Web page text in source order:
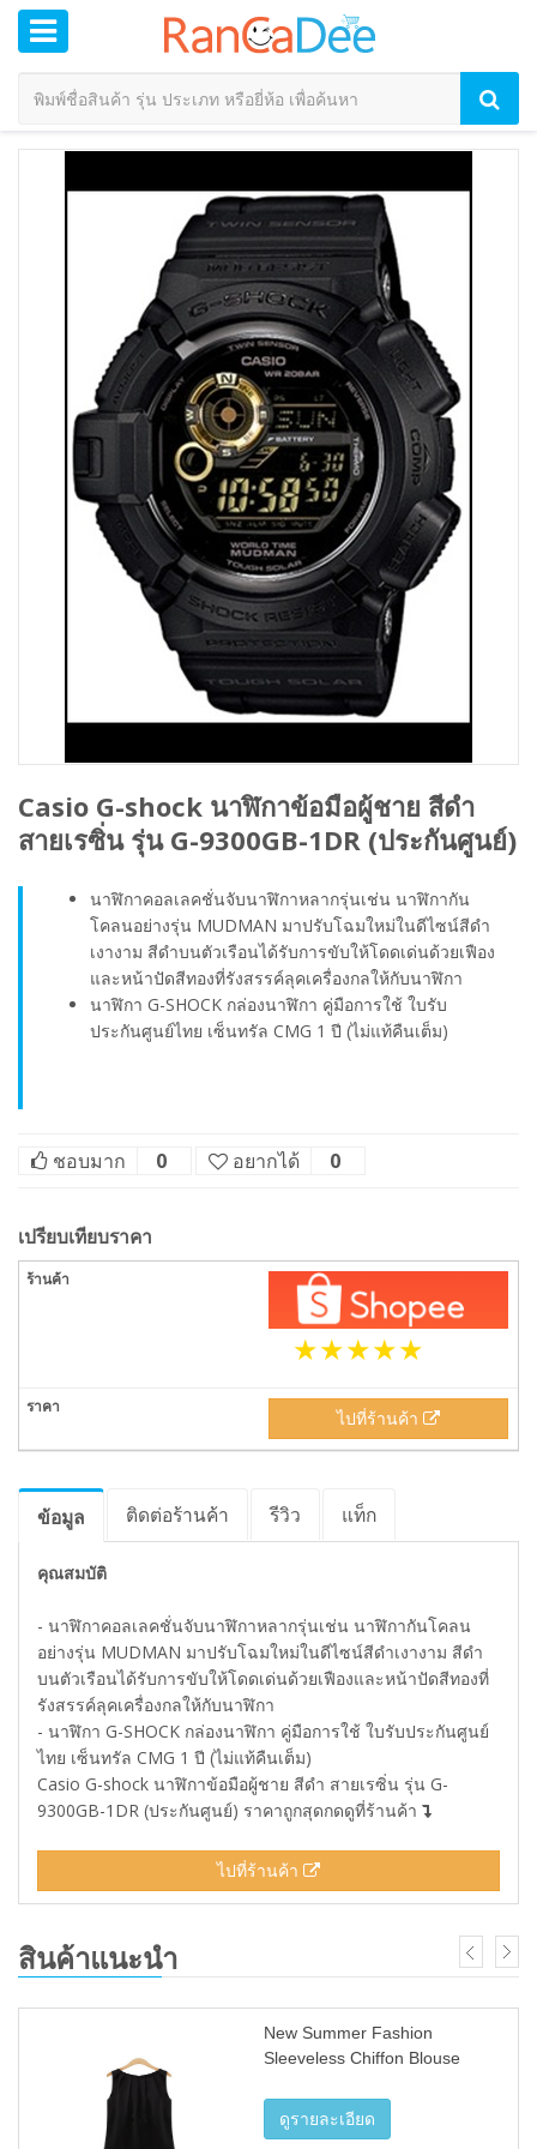
Casio G-shock นาฬิกาข้อมือผู้ชาย สีดำ
สายเรซิ่น รุ่น G-9300GB-1DR (ประกันศูนย์)
นาฬิกาคอลเลคชั่นจับนาฬิกาหลากรุ่นเช่น นาฬิกากัน
โคลนอย่างรุ่น MUDMAN มาปรับโฉมใหม่ในดีไซน์สีดำ
เงางาม สีดำบนตัวเรือนได้รับการขับให้โดดเด่นด้วยเฟือง
และหน้าปัดสีทองที่รังสรรค์ลุคเครื่องกลให้กับนาฬิกา
นาฬิกา G-SHOCK กล่องนาฬิกา คู่มือการใช้ ใบรับ
ประกันศูนย์ไทย เซ็นทรัล CMG 1 ปี (ไม่แท้คืนเต็ม)
ชอบมาก 0 อยากได้ 0
เปรียบเทียบราคา
ไปที่ร้านค้า
ข้อมูล ติดต่อร้านค้า รีวิว แท็ก
คุณสมบัติ
- นาฬิกาคอลเลคชั่นจับนาฬิกาหลากรุ่นเช่น นาฬิกากันโคลน
อย่างรุ่น MUDMAN มาปรับโฉมใหม่ในดีไซน์สีดำเงางาม สีดำ
บนตัวเรือนได้รับการขับให้โดดเด่นด้วยเฟืองและหน้าปัดสีทองที่
รังสรรค์ลุคเครื่องกลให้กับนาฬิกา
- นาฬิกา G-SHOCK กล่องนาฬิกา คู่มือการใช้ ใบรับประกันศูนย์
ไทย เซ็นทรัล CMG 1 ปี (ไม่แท้คืนเต็ม)
Casio G-shock นาฬิกาข้อมือผู้ชาย สีดำ สายเรซิ่น รุ่น G-
9300GB-1DR (ประกันศูนย์) ราคาถูกสุดกดดูที่ร้านค้า
ไปที่ร้านค้า
สินค้าแนะนำ
New Summer Fashion
Sleeveless Chiffon Blouse
ดูรายละเอียด